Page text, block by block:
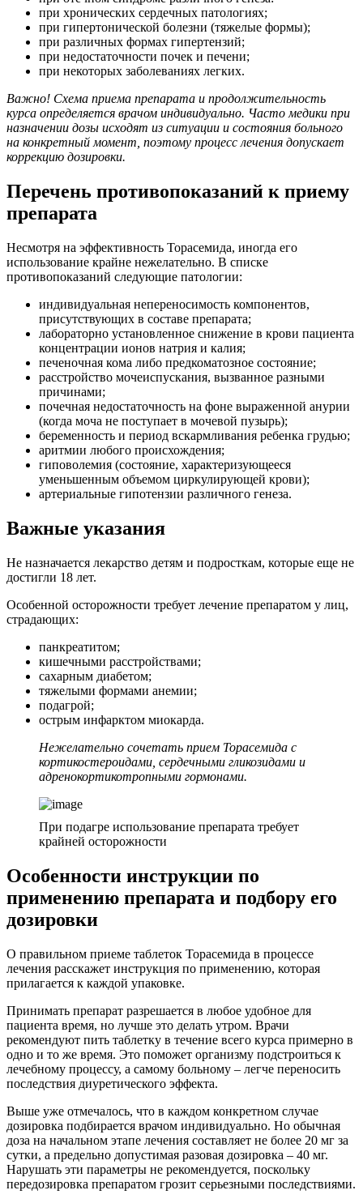
при хронических сердечных патологиях;
при гипертонической болезни (тяжелые формы);
при различных формах гипертензий;
при недостаточности почек и печени;
при некоторых заболеваниях легких.
Важно! Схема приема препарата и продолжительность
курса определяется врачом индивидуально. Часто медики при
назначении дозы исходят из ситуации и состояния больного
на конкретный момент, поэтому процесс лечения допускает
коррекцию дозировки.
Перечень противопоказаний к приему
препарата
Несмотря на эффективность Торасемида, иногда его
использование крайне нежелательно. В списке
противопоказаний следующие патологии:
индивидуальная непереносимость компонентов,
присутствующих в составе препарата;
лабораторно установленное снижение в крови пациента
концентрации ионов натрия и калия;
печеночная кома либо предкоматозное состояние;
расстройство мочеиспускания, вызванное разными
причинами;
почечная недостаточность на фоне выраженной анурии
(когда моча не поступает в мочевой пузырь);
беременность и период вскармливания ребенка грудью;
аритмии любого происхождения;
гиповолемия (состояние, характеризующееся
уменьшенным объемом циркулирующей крови);
артериальные гипотензии различного генеза.
Важные указания
Не назначается лекарство детям и подросткам, которые еще не
достигли 18 лет.
Особенной осторожности требует лечение препаратом у лиц,
страдающих:
панкреатитом;
кишечными расстройствами;
сахарным диабетом;
тяжелыми формами анемии;
подагрой;
острым инфарктом миокарда.
Нежелательно сочетать прием Торасемида с
кортикостероидами, сердечными гликозидами и
адренокортикотропными гормонами.
При подагре использование препарата требует
крайней осторожности
Особенности инструкции по
применению препарата и подбору его
дозировки
О правильном приеме таблеток Торасемида в процессе
лечения расскажет инструкция по применению, которая
прилагается к каждой упаковке.
Принимать препарат разрешается в любое удобное для
пациента время, но лучше это делать утром. Врачи
рекомендуют пить таблетку в течение всего курса примерно в
одно и то же время. Это поможет организму подстроиться к
лечебному процессу, а самому больному – легче переносить
последствия диуретического эффекта.
Выше уже отмечалось, что в каждом конкретном случае
дозировка подбирается врачом индивидуально. Но обычная
доза на начальном этапе лечения составляет не более 20 мг за
сутки, а предельно допустимая разовая дозировка – 40 мг.
Нарушать эти параметры не рекомендуется, поскольку
передозировка препаратом грозит серьезными последствиями.